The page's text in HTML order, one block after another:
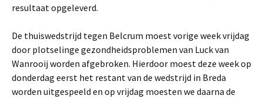
resultaat opgeleverd.
De thuiswedstrijd tegen Belcrum moest vorige week vrijdag
door plotselinge gezondheidsproblemen van Luck van
Wanrooij worden afgebroken. Hierdoor moest deze week op
donderdag eerst het restant van de wedstrijd in Breda
worden uitgespeeld en op vrijdag moesten we daarna de